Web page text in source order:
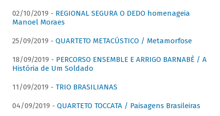
02/10/2019 - REGIONAL SEGURA O DEDO homenageia
Manoel Moraes
25/09/2019 - QUARTETO METACÚSTICO / Metamorfose
18/09/2019 - PERCORSO ENSEMBLE E ARRIGO BARNABÈ / A
História de Um Soldado
11/09/2019 - TRIO BRASILIANAS
04/09/2019 - QUARTETO TOCCATA / Paisagens Brasileiras